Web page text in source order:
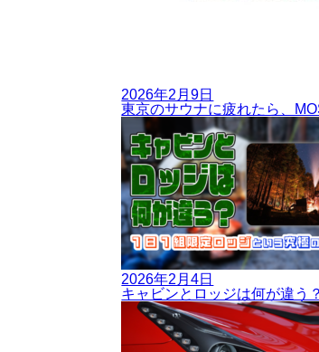
2026年2月9日
東京のサウナに疲れたら、
2026年2月4日
キャビンとロッジは何が違う